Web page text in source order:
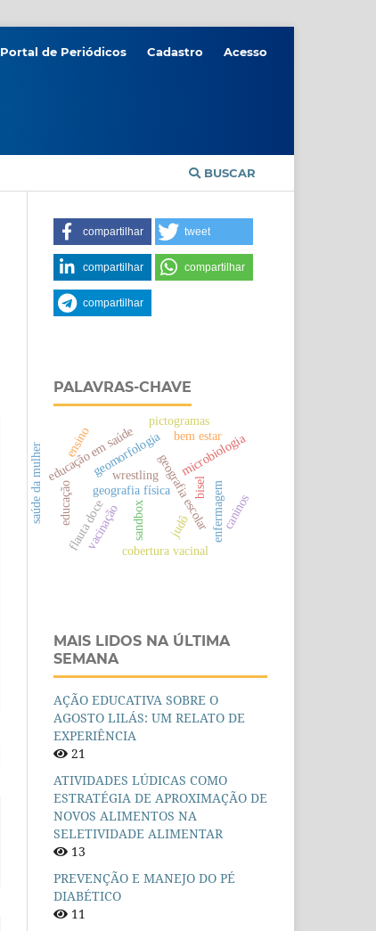
BUSCAR
Portal de Periódicos Cadastro Acesso
compartilhar tweet
compartilhar compartilhar
compartilhar
PALAVRAS-CHAVE
geografia física
geomorfologiageografia escolar
sandbox
cobertura vacinal
educação em saúde
enfermagem
vacinação
microbiologia
ensino
bisel
flauta doce
bem estar
pictogramas
saúde da mulher educação
judô
wrestling
caninos
MAIS LIDOS NA ÚLTIMA
SEMANA
AÇÃO EDUCATIVA SOBRE O
AGOSTO LILÁS: UM RELATO DE
EXPERIÊNCIA
21
ATIVIDADES LÚDICAS COMO
ESTRATÉGIA DE APROXIMAÇÃO DE
NOVOS ALIMENTOS NA
SELETIVIDADE ALIMENTAR
13
PREVENÇÃO E MANEJO DO PÉ
DIABÉTICO
11